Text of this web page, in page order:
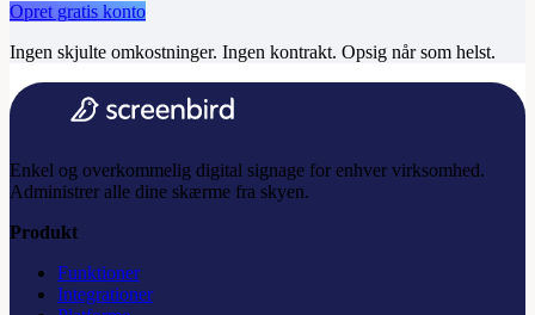
Opret gratis konto
Ingen skjulte omkostninger. Ingen kontrakt. Opsig når som helst.
Enkel og overkommelig digital signage for enhver virksomhed.
Administrer alle dine skærme fra skyen.
Produkt
Funktioner
Integrationer